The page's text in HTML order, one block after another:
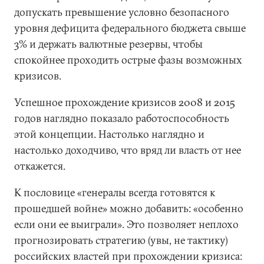
допускать превышение условно безопасного
уровня дефицита федерального бюджета свыше
3% и держать валютные резервы, чтобы
спокойнее проходить острые фазы возможных
кризисов.
Успешное прохождение кризисов 2008 и 2015
годов наглядно показало работоспособность
этой концепции. Настолько наглядно и
настолько доходчиво, что вряд ли власть от нее
откажется.
К пословице «генералы всегда готовятся к
прошедшей войне» можно добавить: «особенно
если они ее выиграли». Это позволяет неплохо
прогнозировать стратегию (увы, не тактику)
российских властей при прохождении кризиса: